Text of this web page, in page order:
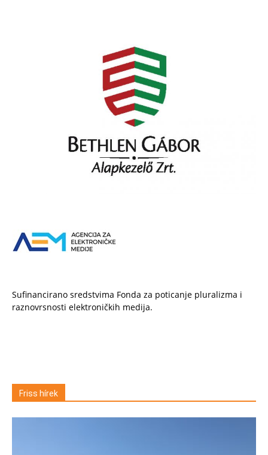
Sufinancirano sredstvima Fonda za poticanje pluralizma i
raznovrsnosti elektroničkih medija.
Friss hírek